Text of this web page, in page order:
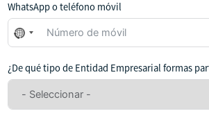
WhatsApp o teléfono móvil
No
se
seleccionado
ningún
¿De qué tipo de Entidad Empresarial formas